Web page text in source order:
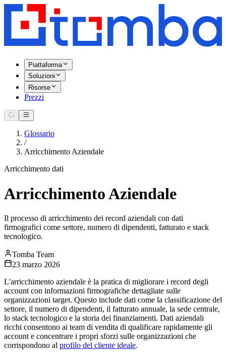
Piattaforma
Soluzioni
Risorse
Prezzi
Glossario
/
Arricchimento Aziendale
Arricchimento dati
Arricchimento Aziendale
Il processo di arricchimento dei record aziendali con dati
firmografici come settore, numero di dipendenti, fatturato e stack
tecnologico.
Tomba Team
23 marzo 2026
L'arricchimento aziendale è la pratica di migliorare i record degli
account con informazioni firmografiche dettagliate sulle
organizzazioni target. Questo include dati come la classificazione del
settore, il numero di dipendenti, il fatturato annuale, la sede centrale,
lo stack tecnologico e la storia dei finanziamenti. Dati aziendali
ricchi consentono ai team di vendita di qualificare rapidamente gli
account e concentrare i propri sforzi sulle organizzazioni che
corrispondono al profilo del cliente ideale.